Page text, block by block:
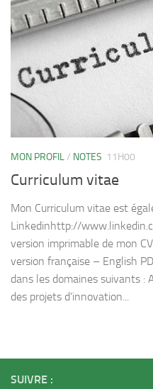
MON PROFIL/ NOTES 11H00
Curriculum vitae
Mon Curriculum vitae est
Linkedinhttp://
version imprimable de mon
version française – English
dans les domaines suivants
des projets d’innovation...
SUIVRE :